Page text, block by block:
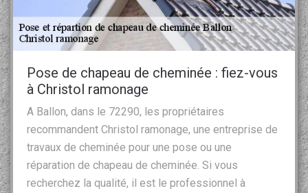
Pose de chapeau de cheminée : fiez-vous
à Christol ramonage
A Ballon, dans le 72290, les propriétaires
recommandent Christol ramonage, une entreprise de
travaux de cheminée pour une pose ou une
réparation de chapeau de cheminée. Si vous
recherchez la qualité, il est le professionnel à